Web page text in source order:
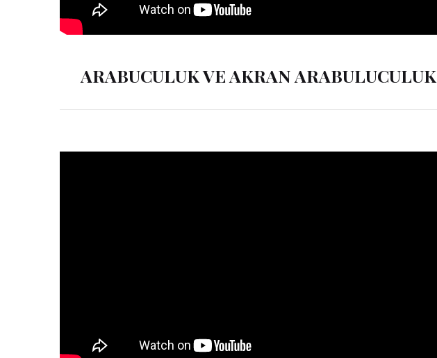
ARABUCULUK VE AKRAN ARABULUCULUK